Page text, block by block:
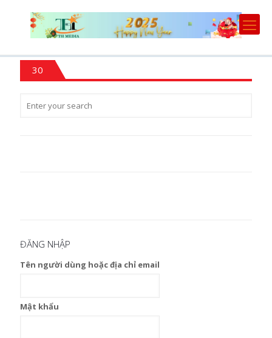
30
ĐĂNG NHẬP
Tên người dùng hoặc địa chỉ email
Mật khẩu